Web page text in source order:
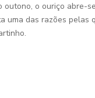
outono, o ouriço abre-
uma das razões pelas